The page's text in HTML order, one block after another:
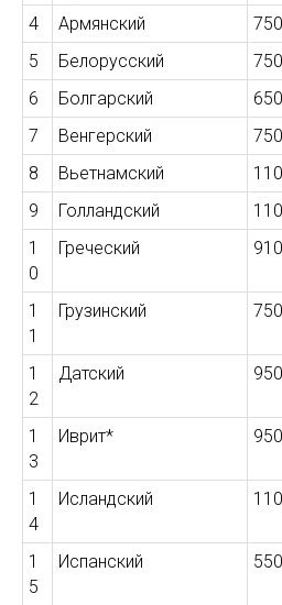
4
Армянский
5
Белорусский
6
Болгарский
7
Венгерский
8
Вьетнамский
9
Голландский
1
0
Греческий
1
1
Грузинский
1
2
Датский
1
3
Иврит*
1
4
Исландский
1
5
Испанский